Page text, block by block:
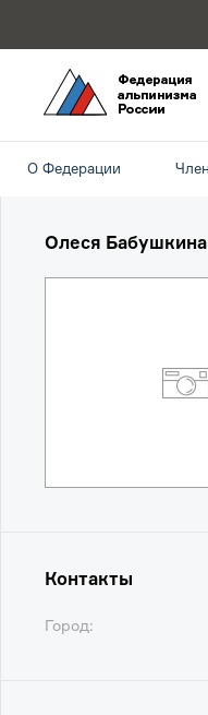
О Федерации
Олеся Бабушкина
Контакты
Город: